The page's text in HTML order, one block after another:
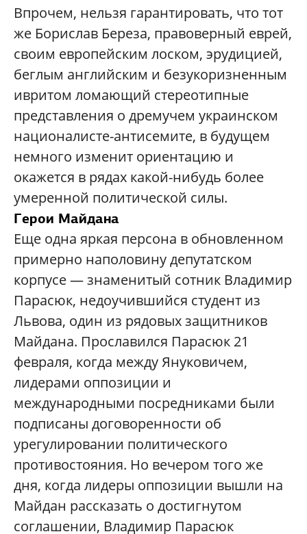
Впрочем, нельзя гарантировать, что тот
же Борислав Береза, правоверный еврей,
своим европейским лоском, эрудицией,
беглым английским и безукоризненным
ивритом ломающий стереотипные
представления о дремучем украинском
националисте-антисемите, в будущем
немного изменит ориентацию и
окажется в рядах какой-нибудь более
умеренной политической силы.
Герои Майдана
Еще одна яркая персона в обновленном
примерно наполовину депутатском
корпусе — знаменитый сотник Владимир
Парасюк, недоучившийся студент из
Львова, один из рядовых защитников
Майдана. Прославился Парасюк 21
февраля, когда между Януковичем,
лидерами оппозиции и
международными посредниками были
подписаны договоренности об
урегулировании политического
противостояния. Но вечером того же
дня, когда лидеры оппозиции вышли на
Майдан рассказать о достигнутом
соглашении, Владимир Парасюк